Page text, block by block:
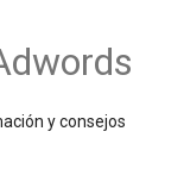
y consejos